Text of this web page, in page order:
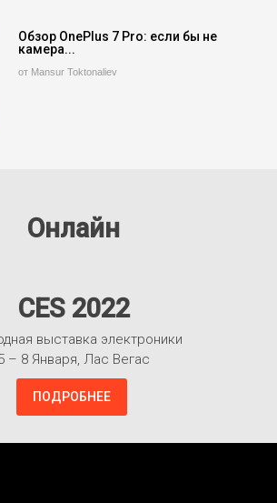
Обзор OnePlus 7 Pro: если бы не
камера...
от Mansur Toktonaliev
Онлайн
CES 2022
выставка электроники
– 8 Января, Лас Вегас
ПОДРОБНЕЕ